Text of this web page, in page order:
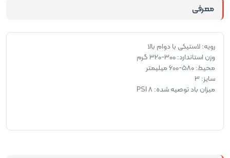
معرفی
رویه: لاستیکی با دوام بالا
وزن استاندارد: 300-320 گرم
محیط: 580-600 میلیمتر
سایز: 3
میزان باد توصیه شده: 8 PSI